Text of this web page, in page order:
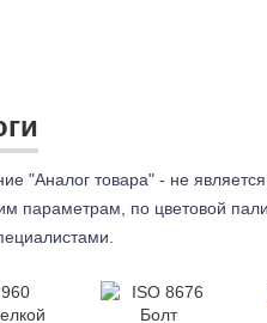
"Аналог товара" - не
параметрам, по цветовой